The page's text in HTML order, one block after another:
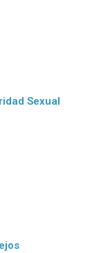
Sexual